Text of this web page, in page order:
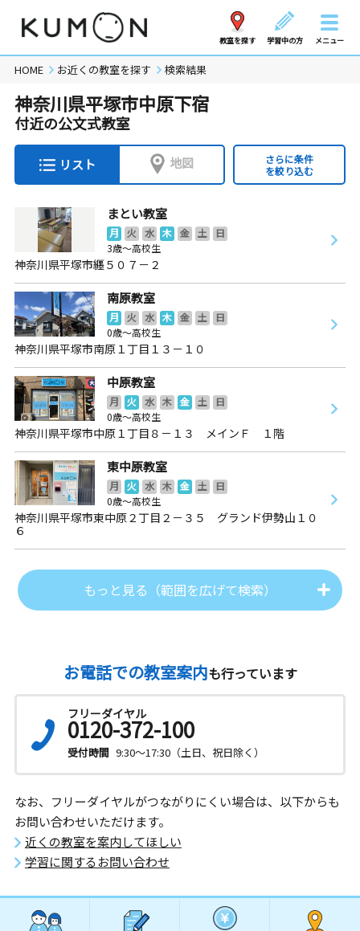
教室を探す 学習中の方 メニュー
HOME お近くの教室を探す 検索結果
神奈川県平塚市中原下宿
付近の公文式教室
リスト 地図
さらに条件
を絞り込む
まとい教室
月 火 水 木 金 土
日
3歳～高校生
神奈川県平塚市纒５０７－２
南原教室
月 火 水 木 金 土
日
0歳～高校生
神奈川県平塚市南原１丁目１３－１０
中原教室
月 火 水 木 金 土
日
0歳～高校生
神奈川県平塚市中原１丁目８－１３ メインＦ １階
東中原教室
月 火 水 木 金 土
日
0歳～高校生
神奈川県平塚市東中原２丁目２－３５ グランド伊勢山１０
６
もっと見る（範囲を広げて検索）
お電話での教室案内も行っています
フリーダイヤル
0120-372-100
受付時間 9:30～17:30（土日、祝日除く）
なお、フリーダイヤルがつながりにくい場合は、以下からも
お問い合わせいただけます。
近くの教室を案内してほしい
学習に関するお問い合わせ